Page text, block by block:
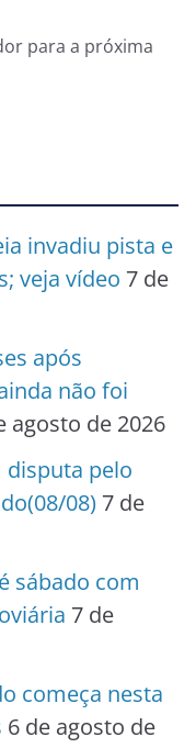
para a próxima
invadiu pista e
veja vídeo 7 de
após
não foi
agosto de 2026
disputa pelo
08) 7 de
sábado com
7 de
começa nesta
6 de agosto de